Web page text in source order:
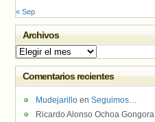
« Sep
Archivos
Archivos
Comentarios recientes
Mudejarillo en Seguimos…
Ricardo Alonso Ochoa Gongora